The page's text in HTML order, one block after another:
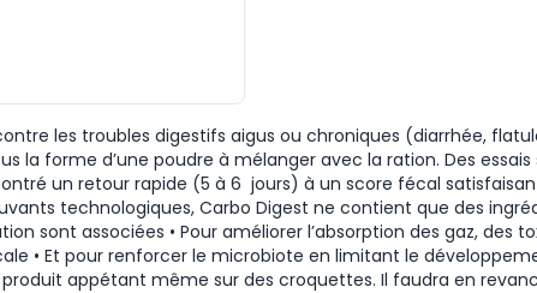
les troubles digestifs aigus ou chroniques (diarrhée,
la forme d’une poudre à mélanger avec la ration. Des
un retour rapide (5 à 6 jours) à un score fécal
technologiques, Carbo Digest ne contient que des
sont associées • Pour améliorer l’absorption des gaz, des
• Et pour renforcer le microbiote en limitant le
appétant même sur des croquettes. Il faudra en